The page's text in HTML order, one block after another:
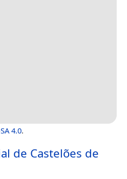
4.0.
de Castelões de